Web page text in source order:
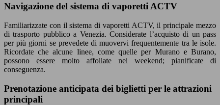
Navigazione del sistema di vaporetti ACTV
Familiarizzate con il sistema di vaporetti ACTV, il principale mezzo
di trasporto pubblico a Venezia. Considerate l’acquisto di un pass
per più giorni se prevedete di muovervi frequentemente tra le isole.
Ricordate che alcune linee, come quelle per Murano e Burano,
possono essere molto affollate nei weekend; pianificate di
conseguenza.
Prenotazione anticipata dei biglietti per le attrazioni
principali